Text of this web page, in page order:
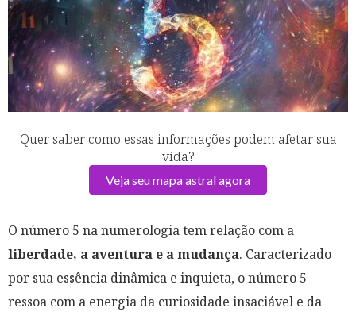
Quer saber como essas informações podem afetar sua
vida?
Veja seu mapa astral agora
O número 5 na numerologia tem relação com a
liberdade, a aventura e a mudança. Caracterizado
por sua essência dinâmica e inquieta, o número 5
ressoa com a energia da curiosidade insaciável e da